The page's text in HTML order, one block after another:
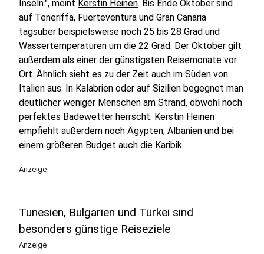
Inseln.", meint Kerstin Heinen. Bis Ende Oktober sind
auf Teneriffa, Fuerteventura und Gran Canaria
tagsüber beispielsweise noch 25 bis 28 Grad und
Wassertemperaturen um die 22 Grad. Der Oktober gilt
außerdem als einer der günstigsten Reisemonate vor
Ort. Ähnlich sieht es zu der Zeit auch im Süden von
Italien aus. In Kalabrien oder auf Sizilien begegnet man
deutlicher weniger Menschen am Strand, obwohl noch
perfektes Badewetter herrscht. Kerstin Heinen
empfiehlt außerdem noch Ägypten, Albanien und bei
einem größeren Budget auch die Karibik.
Anzeige
Tunesien, Bulgarien und Türkei sind
besonders günstige Reiseziele
Anzeige